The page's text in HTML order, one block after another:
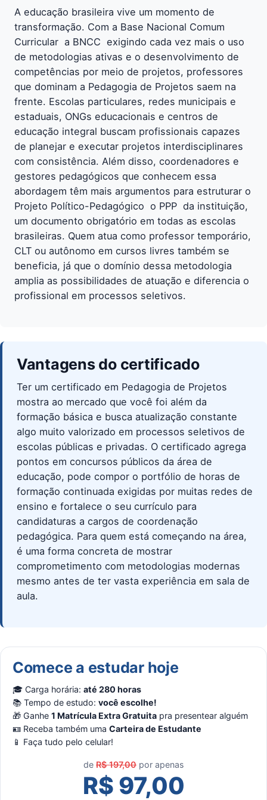
A educação brasileira vive um momento de
transformação. Com a Base Nacional Comum
Curricular  a BNCC  exigindo cada vez mais o uso
de metodologias ativas e o desenvolvimento de
competências por meio de projetos, professores
que dominam a Pedagogia de Projetos saem na
frente. Escolas particulares, redes municipais e
estaduais, ONGs educacionais e centros de
educação integral buscam profissionais capazes
de planejar e executar projetos interdisciplinares
com consistência. Além disso, coordenadores e
gestores pedagógicos que conhecem essa
abordagem têm mais argumentos para estruturar o
Projeto Político-Pedagógico  o PPP  da instituição,
um documento obrigatório em todas as escolas
brasileiras. Quem atua como professor temporário,
CLT ou autônomo em cursos livres também se
beneficia, já que o domínio dessa metodologia
amplia as possibilidades de atuação e diferencia o
profissional em processos seletivos.
Vantagens do certificado
Ter um certificado em Pedagogia de Projetos
mostra ao mercado que você foi além da
formação básica e busca atualização constante 
algo muito valorizado em processos seletivos de
escolas públicas e privadas. O certificado agrega
pontos em concursos públicos da área de
educação, pode compor o portfólio de horas de
formação continuada exigidas por muitas redes de
ensino e fortalece o seu currículo para
candidaturas a cargos de coordenação
pedagógica. Para quem está começando na área,
é uma forma concreta de mostrar
comprometimento com metodologias modernas
mesmo antes de ter vasta experiência em sala de
aula.
Comece a estudar hoje
🎓 Carga horária: até 280 horas
📚 Tempo de estudo: você escolhe!
🎁 Ganhe 1 Matrícula Extra Gratuita pra presentear alguém
🪪 Receba também uma Carteira de Estudante
📱 Faça tudo pelo celular!
de R$ 197,00 por apenas
R$ 97,00